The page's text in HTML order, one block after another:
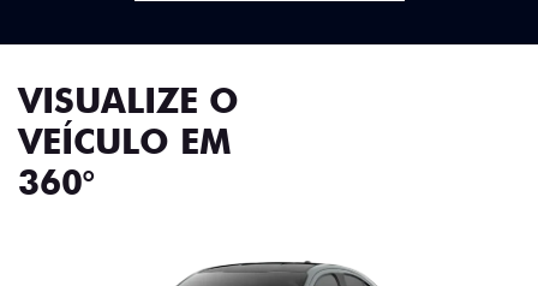
VISUALIZE O
VEÍCULO EM
360°